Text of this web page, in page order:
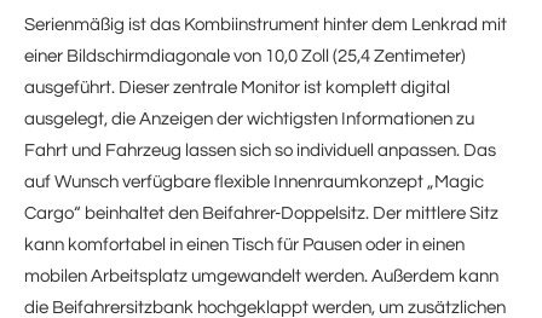
Serienmäßig ist das Kombiinstrument hinter dem Lenkrad mit
einer Bildschirmdiagonale von 10,0 Zoll (25,4 Zentimeter)
ausgeführt. Dieser zentrale Monitor ist komplett digital
ausgelegt, die Anzeigen der wichtigsten Informationen zu
Fahrt und Fahrzeug lassen sich so individuell anpassen. Das
auf Wunsch verfügbare flexible Innenraumkonzept „Magic
Cargo“ beinhaltet den Beifahrer-Doppelsitz. Der mittlere Sitz
kann komfortabel in einen Tisch für Pausen oder in einen
mobilen Arbeitsplatz umgewandelt werden. Außerdem kann
die Beifahrersitzbank hochgeklappt werden, um zusätzlichen